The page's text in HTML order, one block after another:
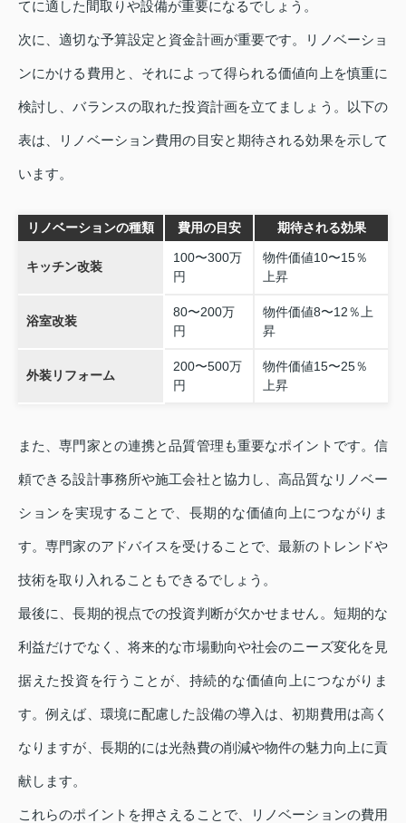
てに適した間取りや設備が重要になるでしょう。
次に、適切な予算設定と資金計画が重要です。リノベーショ
ンにかける費用と、それによって得られる価値向上を慎重に
検討し、バランスの取れた投資計画を立てましょう。以下の
表は、リノベーション費用の目安と期待される効果を示して
います。
リノベーションの種類 費用の目安 期待される効果
キッチン改装
100〜300万
円
物件価値10〜15％
上昇
浴室改装
80〜200万
円
物件価値8〜12％上
昇
外装リフォーム
200〜500万
円
物件価値15〜25％
上昇
また、専門家との連携と品質管理も重要なポイントです。信
頼できる設計事務所や施工会社と協力し、高品質なリノベー
ションを実現することで、長期的な価値向上につながりま
す。専門家のアドバイスを受けることで、最新のトレンドや
技術を取り入れることもできるでしょう。
最後に、長期的視点での投資判断が欠かせません。短期的な
利益だけでなく、将来的な市場動向や社会のニーズ変化を見
据えた投資を行うことが、持続的な価値向上につながりま
す。例えば、環境に配慮した設備の導入は、初期費用は高く
なりますが、長期的には光熱費の削減や物件の魅力向上に貢
献します。
これらのポイントを押さえることで、リノベーションの費用